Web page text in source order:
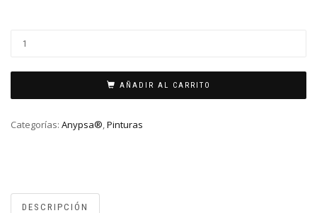
AÑADIR AL CARRITO
Categorías: Anypsa® Pinturas
DESCRIPCIÓN